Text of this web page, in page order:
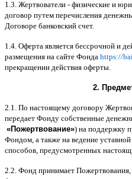
1.3. Жертвователи - физические и
договор путем перечисления
Договоре банковский счет.
1.4. Оферта является бессрочной и
размещения на сайте Фонда https://
прекращении действия оферты
2.
2.1. По настоящему договору
передает Фонду собственные
«Пожертвование») на поддержку
Фондом а также на ведение
способов предусмотренных
2.2. Фонд принимает Пожертвования